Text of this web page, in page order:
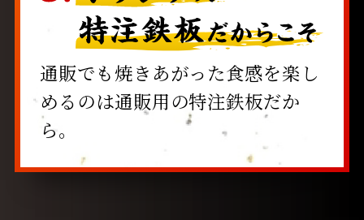
通販でも焼きあがった食感を楽し
めるのは通販用の特注鉄板だか
ら。